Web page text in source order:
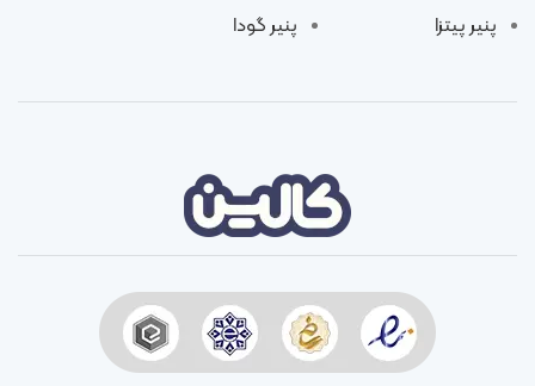
پنیر پیتزا
پنیر گودا